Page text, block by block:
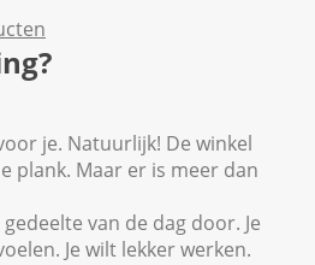
je. Natuurlijk! De winkel
plank. Maar er is meer dan
van de dag door. Je
Je wilt lekker werken.